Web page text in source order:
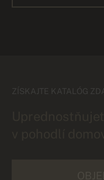
ZÍSKAJTE KATALÓG